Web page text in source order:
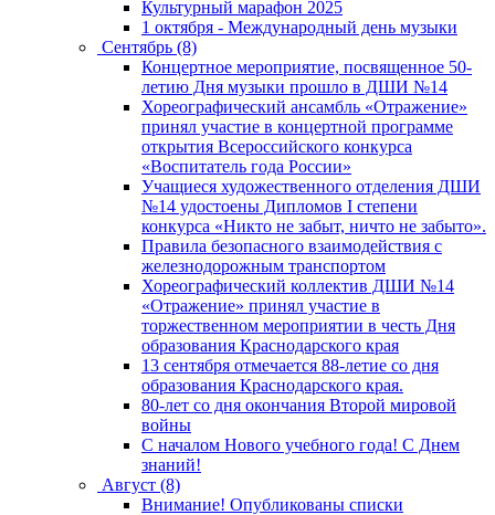
Культурный марафон 2025
1 октября - Международный день музыки
Сентябрь (8)
Концертное мероприятие, посвященное 50-
летию Дня музыки прошло в ДШИ №14
Хореографический ансамбль «Отражение»
принял участие в концертной программе
открытия Всероссийского конкурса
«Воспитатель года России»
Учащиеся художественного отделения ДШИ
№14 удостоены Дипломов I степени
конкурса «Никто не забыт, ничто не забыто».
Правила безопасного взаимодействия с
железнодорожным транспортом
Хореографический коллектив ДШИ №14
«Отражение» принял участие в
торжественном мероприятии в честь Дня
образования Краснодарского края
13 сентября отмечается 88-летие со дня
образования Краснодарского края.
80-лет со дня окончания Второй мировой
войны
С началом Нового учебного года! С Днем
знаний!
Август (8)
Внимание! Опубликованы списки